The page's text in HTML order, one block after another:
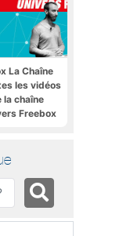
La Chaîne
les vidéos
la chaîne
Freebox